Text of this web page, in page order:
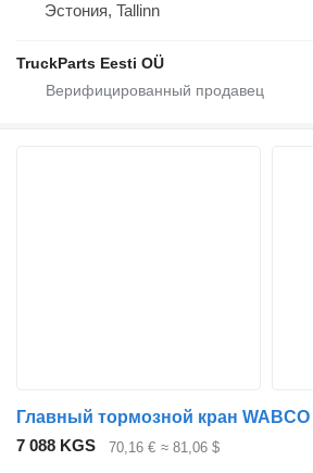
Эстония, Tallinn
TruckParts Eesti OÜ
7 088 KGS 70,16 € ≈ 81,06 $